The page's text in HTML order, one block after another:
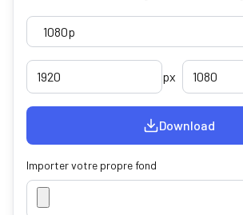
px
Download
Importer votre propre fond